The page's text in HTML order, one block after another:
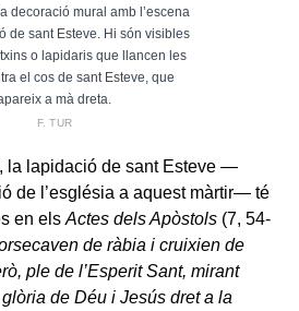
decoració mural amb l’escena
de sant Esteve. Hi són visibles
o lapidaris que llancen les
el cos de sant Esteve, que
a mà dreta.
F. TUR
la lapidació de sant Esteve —
de l’església a aquest màrtir— té
en els Actes dels Apòstols (7, 54-
de ràbia i cruixien de
ple de l’Esperit Sant, mirant
de Déu i Jesús dret a la